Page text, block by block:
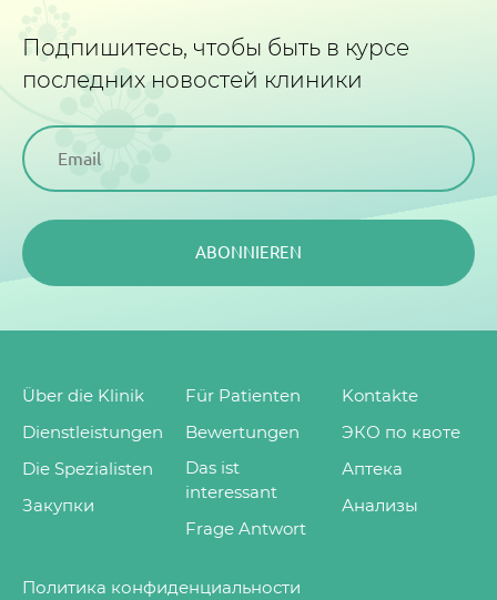
Подпишитесь, чтобы быть в курсе
последних новостей клиники
ABONNIEREN
Über die Klinik
Dienstleistungen
Die Spezialisten
Закупки
Für Patienten
Bewertungen
Das ist
interessant
Frage Antwort
Kontakte
ЭКО по квоте
Аптека
Анализы
Политика конфиденциальности